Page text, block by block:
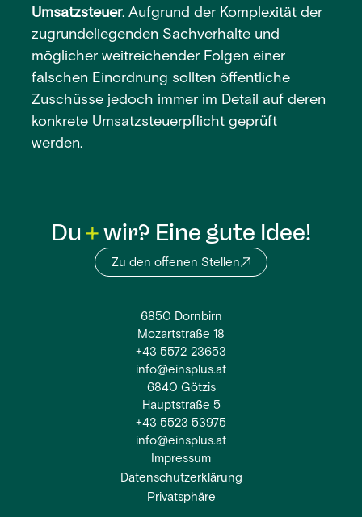
Umsatzsteuer. Aufgrund der Komplexität der
zugrundeliegenden Sachverhalte und
möglicher weitreichender Folgen einer
falschen Einordnung sollten öffentliche
Zuschüsse jedoch immer im Detail auf deren
konkrete Umsatzsteuerpflicht geprüft
werden.
Du wir? Eine gute Idee!
Zu den offenen Stellen
6850 Dornbirn
Mozartstraße 18
+43 5572 23653
info@einsplus.at
6840 Götzis
Hauptstraße 5
+43 5523 53975
info@einsplus.at
Impressum
Datenschutzerklärung
Privatsphäre